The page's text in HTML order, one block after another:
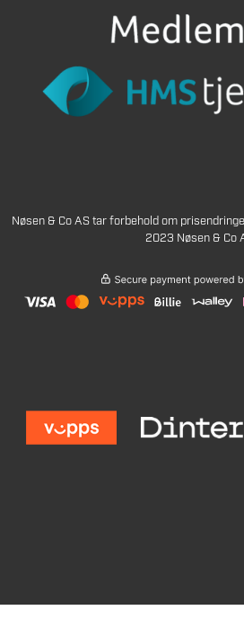
Nøsen & Co AS tar forbehold om
2023 Nøsen & Co